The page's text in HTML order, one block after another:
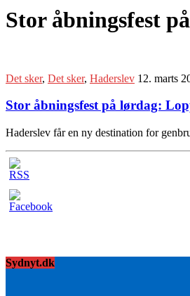
Stor åbningsfest
Det sker, Det sker, Haderslev 12. marts
Stor åbningsfest på lørdag:
Haderslev får en ny destination for
Sydnyt.dk